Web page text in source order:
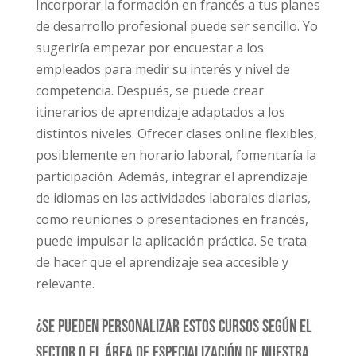
Incorporar la formación en francés a tus planes
de desarrollo profesional puede ser sencillo. Yo
sugeriría empezar por encuestar a los
empleados para medir su interés y nivel de
competencia. Después, se puede crear
itinerarios de aprendizaje adaptados a los
distintos niveles. Ofrecer clases online flexibles,
posiblemente en horario laboral, fomentaría la
participación. Además, integrar el aprendizaje
de idiomas en las actividades laborales diarias,
como reuniones o presentaciones en francés,
puede impulsar la aplicación práctica. Se trata
de hacer que el aprendizaje sea accesible y
relevante.
¿Se pueden personalizar estos cursos según el